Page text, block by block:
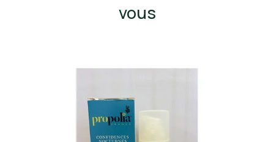
vous